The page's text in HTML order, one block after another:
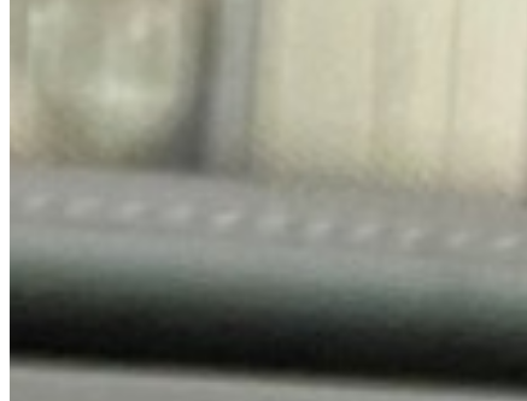
11 Modelle · 17 Referenzen